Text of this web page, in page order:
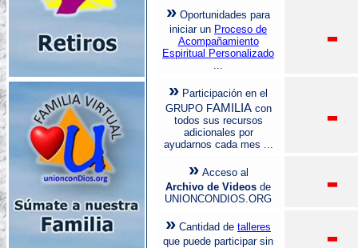
» Oportunidades para
iniciar un Proceso de
Acompañamiento
Espiritual Personalizado
...
-
» Participación en el
GRUPO FAMILIAcon
todos sus recursos
adicionales por
ayudarnos cada mes ...
-
» Acceso al
Archivo de Videos de
UNIONCONDIOS.ORG
-
» Cantidad de talleres
que puede participar sin
-